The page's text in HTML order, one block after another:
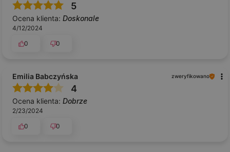
5
Ocena klienta: Doskonale
4/12/2024
0
0
Emilia Babczyńska zweryfikowano
4
Ocena klienta: Dobrze
2/23/2024
0
0